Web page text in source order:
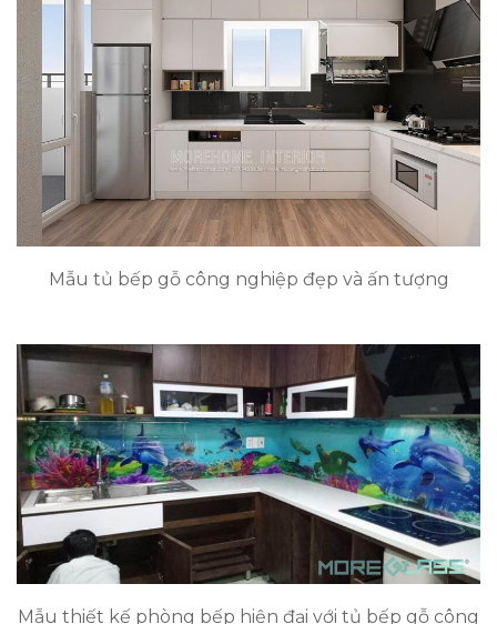
Mẫu tủ bếp gỗ công nghiệp đẹp và ấn tượng
Mẫu thiết kế phòng bếp hiện đại với tủ bếp gỗ công